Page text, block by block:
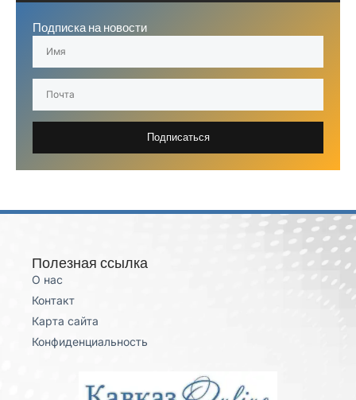
Подписка на новости
Подписаться
Полезная ссылка
О нас
Контакт
Карта сайта
Конфиденциальность